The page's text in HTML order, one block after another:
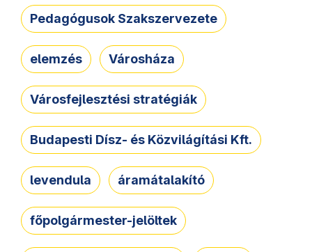
Pedagógusok Szakszervezete
elemzés Városháza
Városfejlesztési stratégiák
Budapesti Dísz- és Közvilágítási Kft.
levendula áramátalakító
főpolgármester-jelöltek